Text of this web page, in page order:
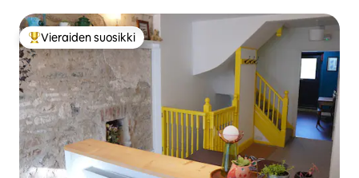
Vieraiden suosikkien parhaimmistoa
Vieraiden suosikki